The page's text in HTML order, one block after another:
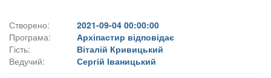
Створено:
2021-09-04 00:00:00
Програма:
Архіпастир відповідає
Гість:
Віталій Кривицький
Ведучий:
Сергій Іваницький